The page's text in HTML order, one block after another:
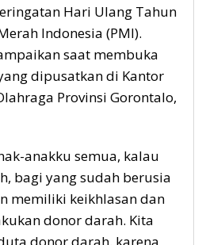
Hari Ulang Tahun
Indonesia (PMI).
saat membuka
dipusatkan di Kantor
Provinsi Gorontalo,
anakku semua, kalau
bagi yang sudah berusia
memiliki keikhlasan dan
donor darah. Kita